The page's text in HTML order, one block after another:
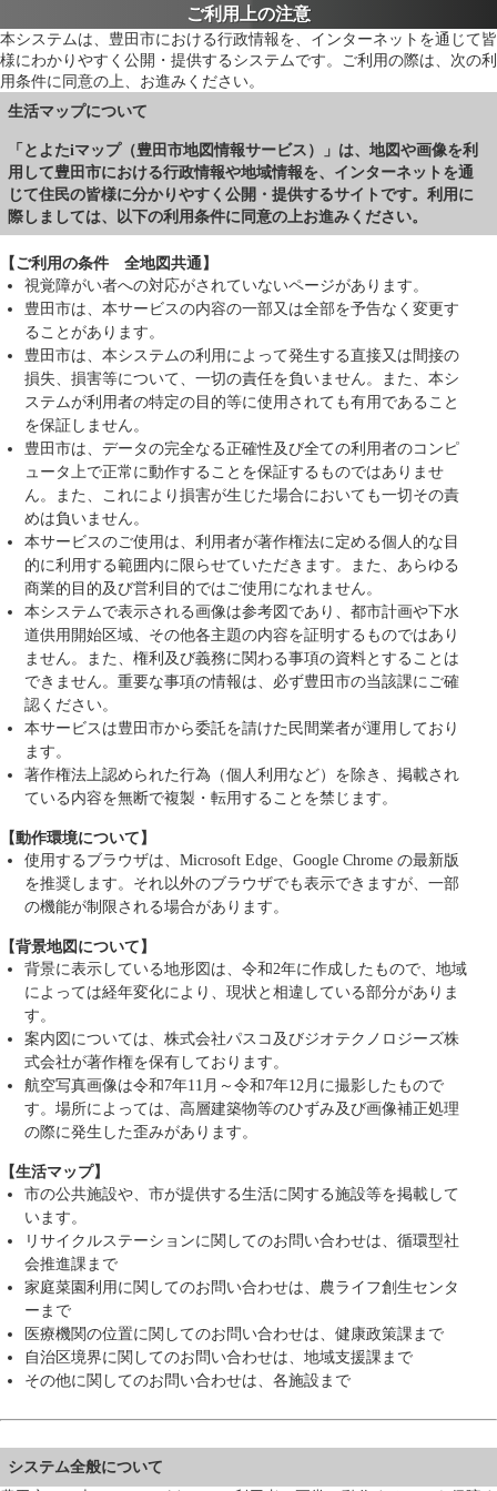
ご利用上の注意
本システムは、豊田市における行政情報を、インターネットを通じて皆
様にわかりやすく公開・提供するシステムです。ご利用の際は、次の利
用条件に同意の上、お進みください。
生活マップについて
「とよたiマップ（豊田市地図情報サービス）」は、地図や画像を利
用して豊田市における行政情報や地域情報を、インターネットを通
じて住民の皆様に分かりやすく公開・提供するサイトです。利用に
際しましては、以下の利用条件に同意の上お進みください。
【ご利用の条件 全地図共通】
視覚障がい者への対応がされていないページがあります。
豊田市は、本サービスの内容の一部又は全部を予告なく変更す
ることがあります。
豊田市は、本システムの利用によって発生する直接又は間接の
損失、損害等について、一切の責任を負いません。また、本シ
ステムが利用者の特定の目的等に使用されても有用であること
を保証しません。
豊田市は、データの完全なる正確性及び全ての利用者のコンピ
ュータ上で正常に動作することを保証するものではありませ
ん。また、これにより損害が生じた場合においても一切その責
めは負いません。
本サービスのご使用は、利用者が著作権法に定める個人的な目
的に利用する範囲内に限らせていただきます。また、あらゆる
商業的目的及び営利目的ではご使用になれません。
本システムで表示される画像は参考図であり、都市計画や下水
道供用開始区域、その他各主題の内容を証明するものではあり
ません。また、権利及び義務に関わる事項の資料とすることは
できません。重要な事項の情報は、必ず豊田市の当該課にご確
認ください。
本サービスは豊田市から委託を請けた民間業者が運用しており
ます。
著作権法上認められた行為（個人利用など）を除き、掲載され
ている内容を無断で複製・転用することを禁じます。
【動作環境について】
使用するブラウザは、Microsoft Edge、Google Chrome の最新版
を推奨します。それ以外のブラウザでも表示できますが、一部
の機能が制限される場合があります。
【背景地図について】
背景に表示している地形図は、令和2年に作成したもので、地域
によっては経年変化により、現状と相違している部分がありま
す。
案内図については、株式会社パスコ及びジオテクノロジーズ株
式会社が著作権を保有しております。
航空写真画像は令和7年11月～令和7年12月に撮影したもので
す。場所によっては、高層建築物等のひずみ及び画像補正処理
の際に発生した歪みがあります。
【生活マップ】
市の公共施設や、市が提供する生活に関する施設等を掲載して
います。
リサイクルステーションに関してのお問い合わせは、循環型社
会推進課まで
家庭菜園利用に関してのお問い合わせは、農ライフ創生センタ
ーまで
医療機関の位置に関してのお問い合わせは、健康政策課まで
自治区境界に関してのお問い合わせは、地域支援課まで
その他に関してのお問い合わせは、各施設まで
システム全般について